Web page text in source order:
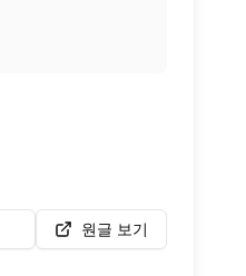
원글 보기